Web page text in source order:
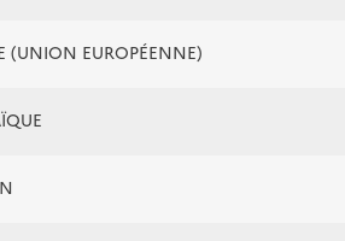
(UNION EUROPÉENNE)